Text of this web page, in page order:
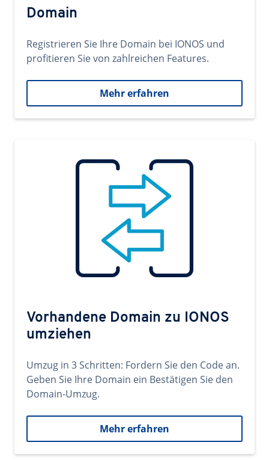
Domain
Registrieren Sie Ihre Domain bei IONOS und
profitieren Sie von zahlreichen Features.
Mehr erfahren
Vorhandene Domain zu IONOS
umziehen
Umzug in 3 Schritten: Fordern Sie den Code an.
Geben Sie Ihre Domain ein Bestätigen Sie den
Domain-Umzug.
Mehr erfahren